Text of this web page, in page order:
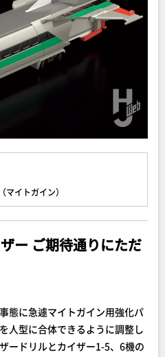
イトガイン）
ー ご期待通りにただ
態に急遽マイトガイン用強化パ
人型に合体できるように調整し
ードリルとカイザー1-5、6機の